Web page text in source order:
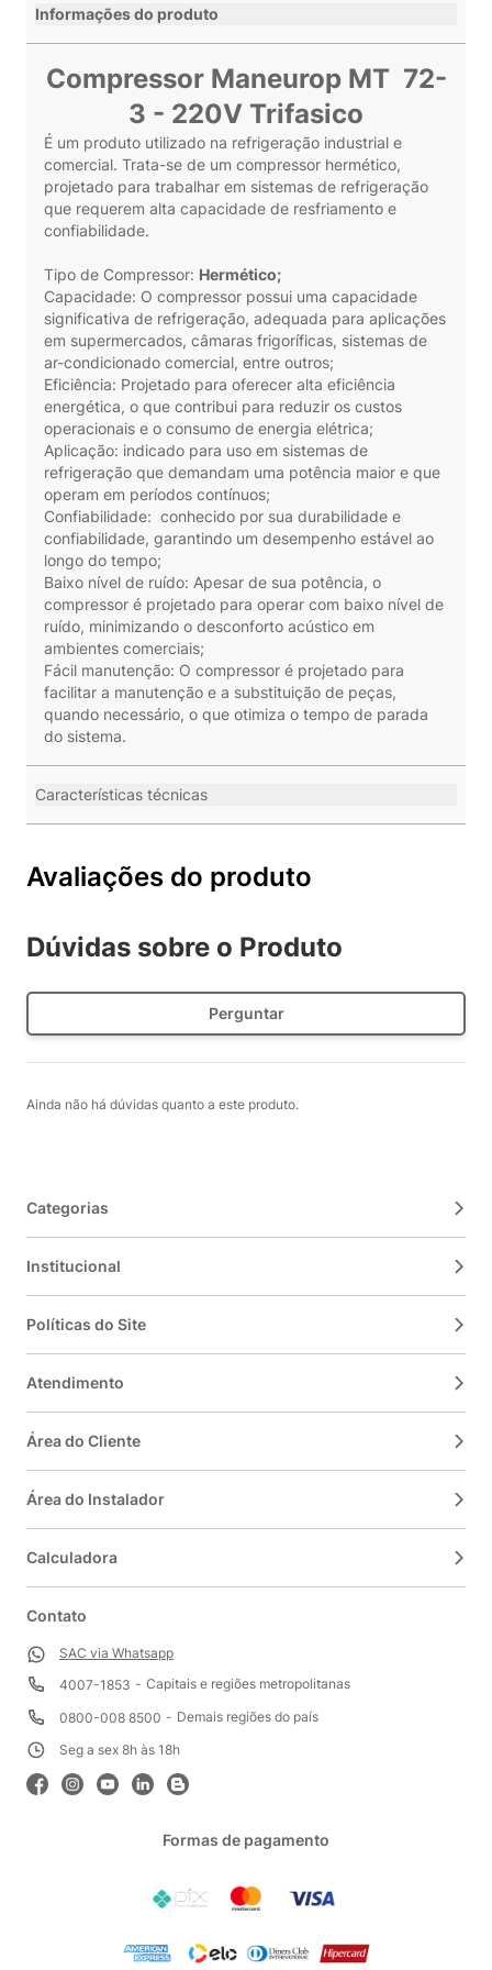
Informações do produto
Compressor Maneurop MT 72-
3 - 220V Trifasico
É um produto utilizado na refrigeração industrial e
comercial. Trata-se de um compressor hermético,
projetado para trabalhar em sistemas de refrigeração
que requerem alta capacidade de resfriamento e
confiabilidade.
Tipo de Compressor: Hermético;
Capacidade: O compressor possui uma capacidade
significativa de refrigeração, adequada para aplicações
em supermercados, câmaras frigoríficas, sistemas de
ar-condicionado comercial, entre outros;
Eficiência: Projetado para oferecer alta eficiência
energética, o que contribui para reduzir os custos
operacionais e o consumo de energia elétrica;
Aplicação: indicado para uso em sistemas de
refrigeração que demandam uma potência maior e que
operam em períodos contínuos;
Confiabilidade: conhecido por sua durabilidade e
confiabilidade, garantindo um desempenho estável ao
longo do tempo;
Baixo nível de ruído: Apesar de sua potência, o
compressor é projetado para operar com baixo nível de
ruído, minimizando o desconforto acústico em
ambientes comerciais;
Fácil manutenção: O compressor é projetado para
facilitar a manutenção e a substituição de peças,
quando necessário, o que otimiza o tempo de parada
do sistema.
Características técnicas
Avaliações do produto
Dúvidas sobre o Produto
Perguntar
Ainda não há dúvidas quanto a este produto.
Categorias
Institucional
Políticas do Site
Atendimento
Área do Cliente
Área do Instalador
Calculadora
Contato
SAC via Whatsapp
4007-1853
Capitais e regiões metropolitanas
0800-008 8500
Demais regiões do país
Seg a sex 8h às 18h
Formas de pagamento